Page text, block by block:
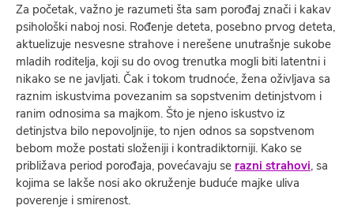
Za početak, važno je razumeti šta sam porođaj znači i kakav
psihološki naboj nosi. Rođenje deteta, posebno prvog deteta,
aktuelizuje nesvesne strahove i nerešene unutrašnje sukobe
mladih roditelja, koji su do ovog trenutka mogli biti latentni i
nikako se ne javljati. Čak i tokom trudnoće, žena oživljava sa
raznim iskustvima povezanim sa sopstvenim detinjstvom i
ranim odnosima sa majkom. Što je njeno iskustvo iz
detinjstva bilo nepovoljnije, to njen odnos sa sopstvenom
bebom može postati složeniji i kontradiktorniji. Kako se
približava period porođaja, povećavaju se razni strahovi, sa
kojima se lakše nosi ako okruženje buduće majke uliva
poverenje i smirenost.